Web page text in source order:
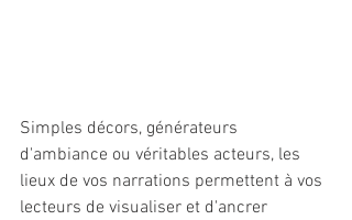
Simples décors, générateurs
d'ambiance ou véritables acteurs, les
lieux de vos narrations permettent à vos
lecteurs de visualiser et d'ancrer